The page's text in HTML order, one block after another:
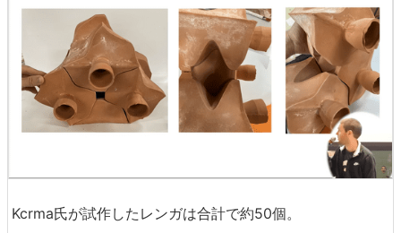
Kcrma氏が試作したレンガは合計で約50個。